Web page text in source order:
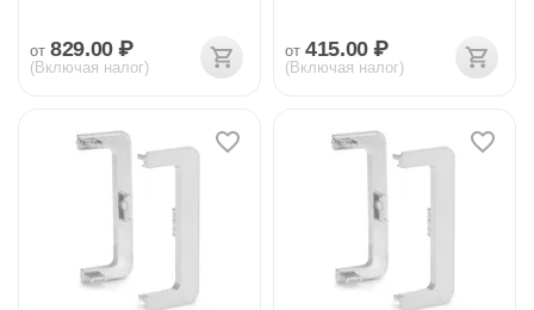
от 829.00 ₽
(Включая налог)
от 415.00 ₽
(Включая налог)